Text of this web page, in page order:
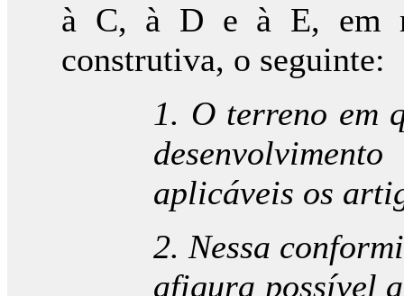
à C, à D e à E, em
construtiva, o seguinte:
1. O terreno em
aplicáveis os
2. Nessa
afigura possível